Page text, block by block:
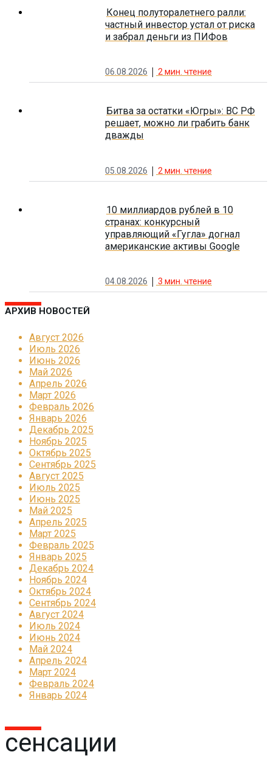
Конец полуторалетнего ралли:
частный инвестор устал от риска
и забрал деньги из ПИФов
06.08.2026 2 мин. чтение
Битва за остатки «Югры»: ВС РФ
решает, можно ли грабить банк
дважды
05.08.2026 2 мин. чтение
10 миллиардов рублей в 10
странах: конкурсный
управляющий «Гугла» догнал
американские активы Google
04.08.2026 3 мин. чтение
АРХИВ НОВОСТЕЙ
Август 2026
Июль 2026
Июнь 2026
Май 2026
Апрель 2026
Март 2026
Февраль 2026
Январь 2026
Декабрь 2025
Ноябрь 2025
Октябрь 2025
Сентябрь 2025
Август 2025
Июль 2025
Июнь 2025
Май 2025
Апрель 2025
Март 2025
Февраль 2025
Январь 2025
Декабрь 2024
Ноябрь 2024
Октябрь 2024
Сентябрь 2024
Август 2024
Июль 2024
Июнь 2024
Май 2024
Апрель 2024
Март 2024
Февраль 2024
Январь 2024
сенсации